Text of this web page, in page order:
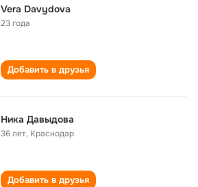
Vera Davydova
23 года
Добавить в друзья
Ника Давыдова
36 лет, Краснодар
Добавить в друзья